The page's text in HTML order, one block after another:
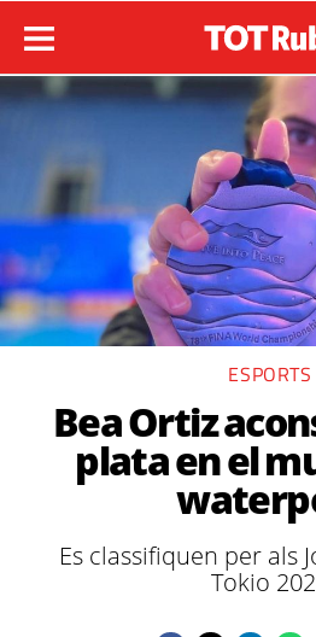
ESPORTS
Bea Ortiz
plata en el
Es classifiquen per als
Tokio